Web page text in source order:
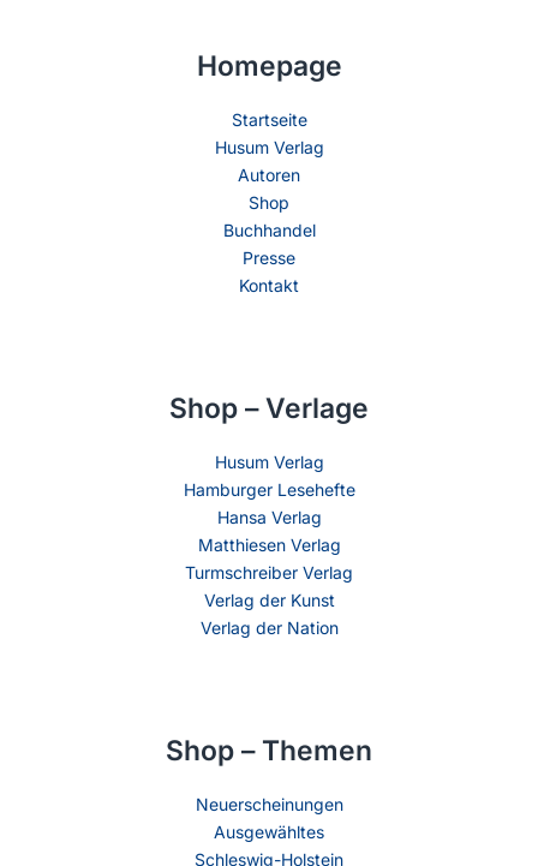
Homepage
Startseite
Husum Verlag
Autoren
Shop
Buchhandel
Presse
Kontakt
Shop – Verlage
Husum Verlag
Hamburger Lesehefte
Hansa Verlag
Matthiesen Verlag
Turmschreiber Verlag
Verlag der Kunst
Verlag der Nation
Shop – Themen
Neuerscheinungen
Ausgewähltes
Schleswig-Holstein